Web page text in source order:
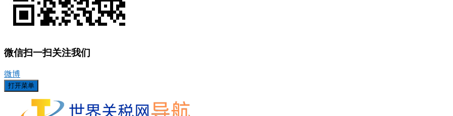
微信扫一扫关注我们
微博
打开菜单